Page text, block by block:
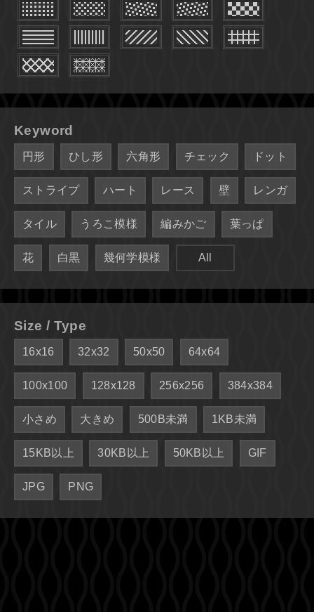
Keyword
円形 ひし形 六角形 チェック ドット
ストライプ ハート レース 壁 レンガ
タイル うろこ模様 編みかご 葉っぱ
花 白黒 幾何学模様 All
Size / Type
16x16 32x32 50x50 64x64
100x100 128x128 256x256 384x384
小さめ 大きめ 500B未満 1KB未満
15KB以上 30KB以上 50KB以上 GIF
JPG PNG